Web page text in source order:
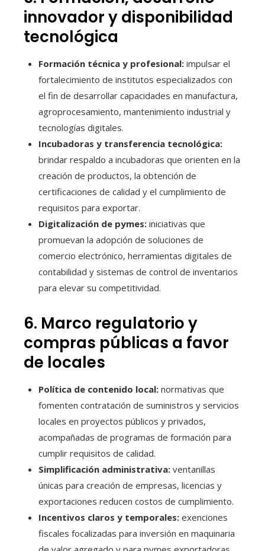
innovador y disponibilidad
tecnológica
Formación técnica y profesional: impulsar el
fortalecimiento de institutos especializados con
el fin de desarrollar capacidades en manufactura,
agroprocesamiento, mantenimiento industrial y
tecnologías digitales.
Incubadoras y transferencia tecnológica:
brindar respaldo a incubadoras que orienten en la
creación de productos, la obtención de
certificaciones de calidad y el cumplimiento de
requisitos para exportar.
Digitalización de pymes: iniciativas que
promuevan la adopción de soluciones de
comercio electrónico, herramientas digitales de
contabilidad y sistemas de control de inventarios
para elevar su competitividad.
6. Marco regulatorio y
compras públicas a favor
de locales
Política de contenido local: normativas que
fomenten contratación de suministros y servicios
locales en proyectos públicos y privados,
acompañadas de programas de formación para
cumplir requisitos de calidad.
Simplificación administrativa: ventanillas
únicas para creación de empresas, licencias y
exportaciones reducen costos de cumplimiento.
Incentivos claros y temporales: exenciones
fiscales focalizadas para inversión en maquinaria